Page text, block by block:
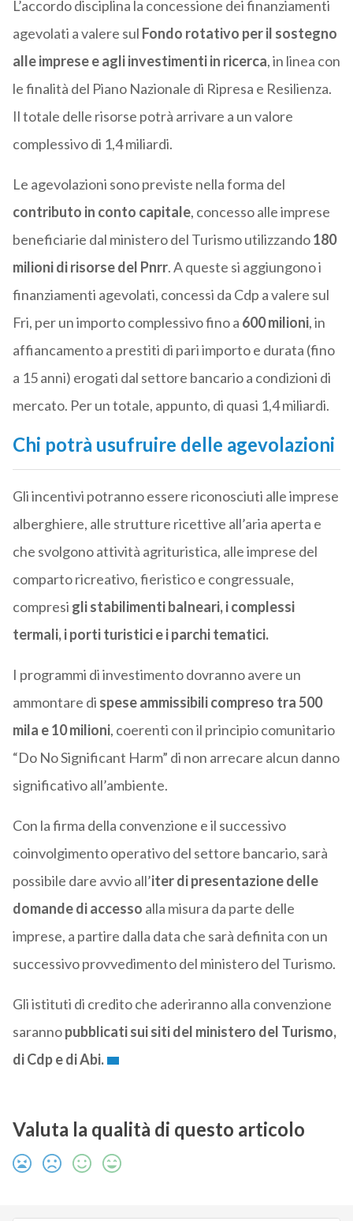
L’accordo disciplina la concessione dei finanziamenti
agevolati a valere sul Fondo rotativo per il sostegno
alle imprese e agli investimenti in ricerca, in linea con
le finalità del Piano Nazionale di Ripresa e Resilienza.
Il totale delle risorse potrà arrivare a un valore
complessivo di 1,4 miliardi.
Le agevolazioni sono previste nella forma del
contributo in conto capitale, concesso alle imprese
beneficiarie dal ministero del Turismo utilizzando180
milioni di risorse del Pnrr. A queste si aggiungono i
finanziamenti agevolati, concessi da Cdp a valere sul
Fri, per un importo complessivo fino a 600 milioni, in
affiancamento a prestiti di pari importo e durata (fino
a 15 anni) erogati dal settore bancario a condizioni di
mercato. Per un totale, appunto, di quasi 1,4 miliardi.
Chi potrà usufruire delle agevolazioni
Gli incentivi potranno essere riconosciuti alle imprese
alberghiere, alle strutture ricettive all’aria aperta e
che svolgono attività agrituristica, alle imprese del
comparto ricreativo, fieristico e congressuale,
compresi gli stabilimenti balneari, i complessi
termali, i porti turistici e i parchi tematici.
I programmi di investimento dovranno avere un
ammontare di spese ammissibili compreso tra 500
mila e 10 milioni, coerenti con il principio comunitario
“Do No Significant Harm” di non arrecare alcun danno
significativo all’ambiente.
Con la firma della convenzione e il successivo
coinvolgimento operativo del settore bancario, sarà
possibile dare avvio all’iter di presentazione delle
domande di accesso alla misura da parte delle
imprese, a partire dalla data che sarà definita con un
successivo provvedimento del ministero del Turismo.
Gli istituti di credito che aderiranno alla convenzione
sarannopubblicati sui siti del ministero del Turismo,
di Cdp e di Abi.
Valuta la qualità di questo articolo